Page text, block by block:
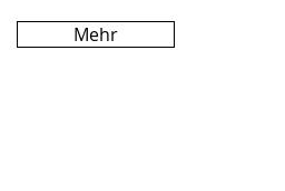
Mehr